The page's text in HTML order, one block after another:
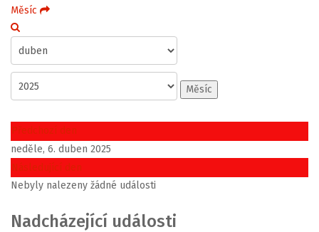
Měsíc
Měsíc
Předchozí den
neděle, 6. duben 2025
Následující den
Nebyly nalezeny žádné události
Nadcházející události